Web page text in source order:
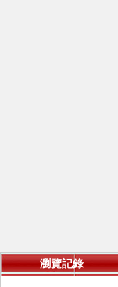
瀏覽記錄